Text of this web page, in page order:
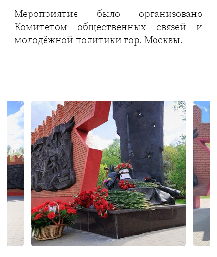
Мероприятие было организовано
Комитетом общественных связей и
молодёжной политики гор. Москвы.